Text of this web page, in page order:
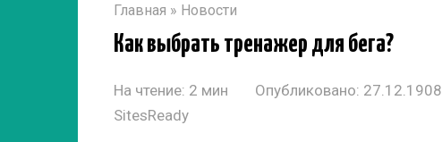
Главная » Новости
Как выбрать тренажер для бега?
На чтение: 2 мин Опубликовано: 27.12.1908
SitesReady